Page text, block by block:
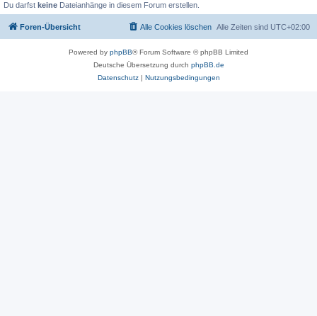
Du darfst keine Dateianhänge in diesem Forum erstellen.
Foren-Übersicht Alle Zeiten sind UTC+02:00
Alle Cookies löschen
Powered by phpBB® Forum Software © phpBB Limited
Deutsche Übersetzung durch phpBB.de
Datenschutz| Nutzungsbedingungen